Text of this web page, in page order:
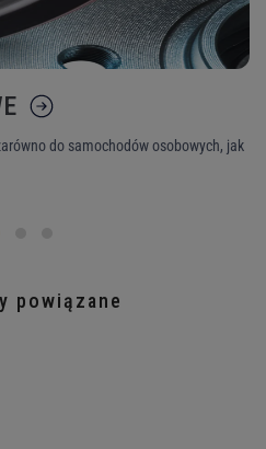
do samochodów osobowych, jak
powiązane